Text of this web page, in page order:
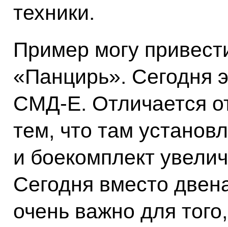
техники.
Пример могу
«Панцирь». Сегодня
СМД-Е. Отличается
тем, что там
и боекомплект
Сегодня вместо
очень важно для